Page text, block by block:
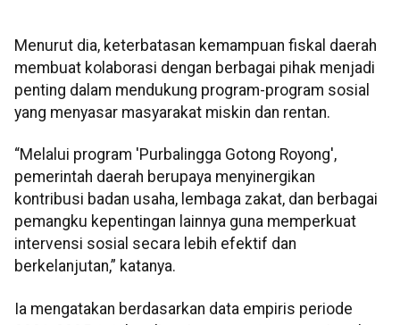
Menurut dia, keterbatasan kemampuan fiskal daerah
membuat kolaborasi dengan berbagai pihak menjadi
penting dalam mendukung program-program sosial
yang menyasar masyarakat miskin dan rentan.
“Melalui program 'Purbalingga Gotong Royong',
pemerintah daerah berupaya menyinergikan
kontribusi badan usaha, lembaga zakat, dan berbagai
pemangku kepentingan lainnya guna memperkuat
intervensi sosial secara lebih efektif dan
berkelanjutan,” katanya.
Ia mengatakan berdasarkan data empiris periode